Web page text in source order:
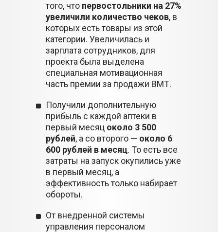
того, что первостольники на 27%
увеличили количество чеков, в
которых есть товары из этой
категории. Увеличилась и
зарплата сотрудников, для
проекта была выделена
специальная мотивационная
часть премии за продажи ВМТ.
Получили дополнительную
прибыль с каждой аптеки в
первый месяц около 3 500
рублей, а со второго — около 6
600 рублей в месяц. То есть все
затраты на запуск окупились уже
в первый месяц, а
эффективность только набирает
обороты.
От внедренной системы
управления персоналом